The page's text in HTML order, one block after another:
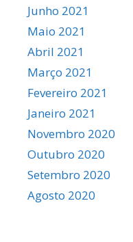
Junho 2021
Maio 2021
Abril 2021
Março 2021
Fevereiro 2021
Janeiro 2021
Novembro 2020
Outubro 2020
Setembro 2020
Agosto 2020